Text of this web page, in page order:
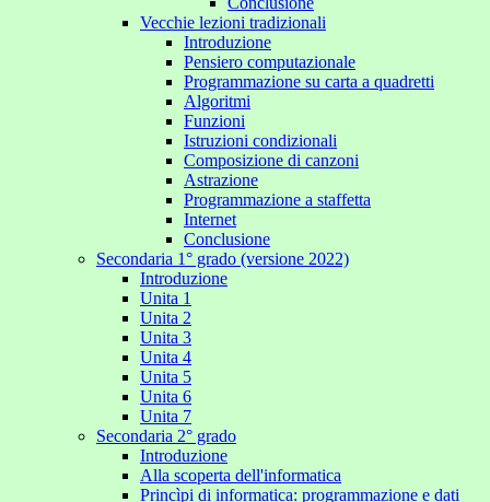
Vecchie lezioni tradizionali
Introduzione
Pensiero computazionale
Programmazione su carta a quadretti
Algoritmi
Funzioni
Istruzioni condizionali
Composizione di canzoni
Astrazione
Programmazione a staffetta
Internet
Conclusione
Secondaria 1° grado (versione 2022)
Introduzione
Unita 1
Unita 2
Unita 3
Unita 4
Unita 5
Unita 6
Unita 7
Secondaria 2° grado
Introduzione
Alla scoperta dell'informatica
Princìpi di informatica: programmazione e dati